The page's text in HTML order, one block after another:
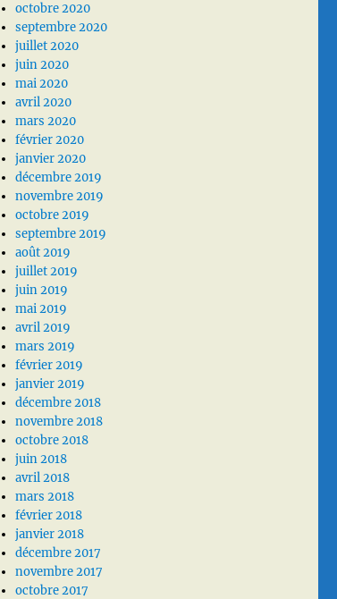
octobre 2020
septembre 2020
juillet 2020
juin 2020
mai 2020
avril 2020
mars 2020
février 2020
janvier 2020
décembre 2019
novembre 2019
octobre 2019
septembre 2019
août 2019
juillet 2019
juin 2019
mai 2019
avril 2019
mars 2019
février 2019
janvier 2019
décembre 2018
novembre 2018
octobre 2018
juin 2018
avril 2018
mars 2018
février 2018
janvier 2018
décembre 2017
novembre 2017
octobre 2017